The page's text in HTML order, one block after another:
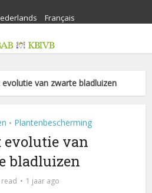
Français
evolutie van zwarte bladluizen
• Plantenbescherming
evolutie van
bladluizen
1 jaar ago